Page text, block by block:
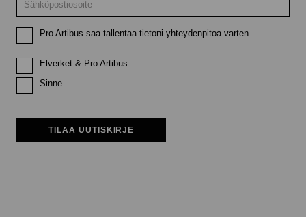
Pro Artibus saa tallentaa tietoni yhteydenpitoa varten
Elverket & Pro Artibus
Sinne
TILAA UUTISKIRJE